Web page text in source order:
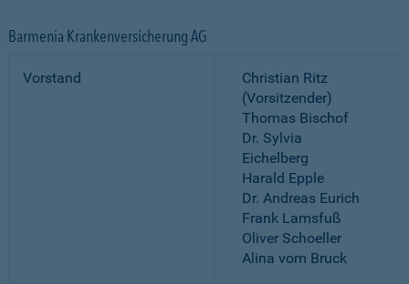
Barmenia Krankenversicherung AG
Vorstand
Christian Ritz
(Vorsitzender)
Thomas Bischof
Dr. Sylvia
Eichelberg
Harald Epple
Dr. Andreas Eurich
Frank Lamsfuß
Oliver Schoeller
Alina vom Bruck